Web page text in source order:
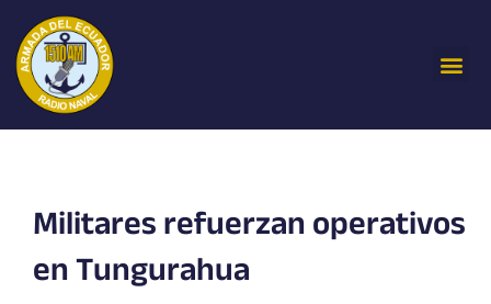
contenido
Militares refuerzan operativos
en Tungurahua